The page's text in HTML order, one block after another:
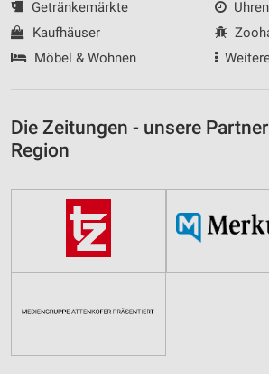
Getränkemärkte
Kaufhäuser
Möbel & Wohnen
Die Zeitungen - unsere
Region